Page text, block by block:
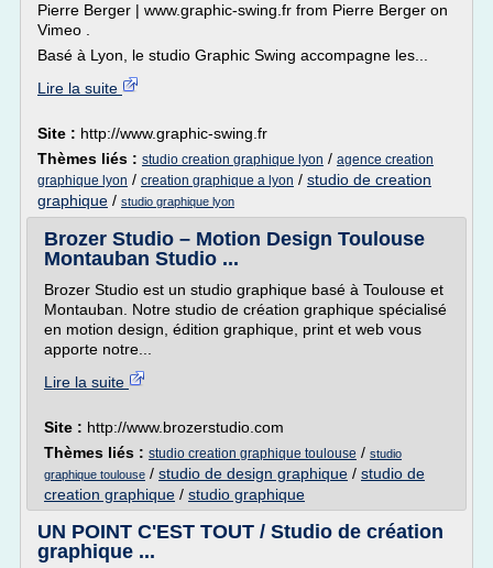
Pierre Berger | www.graphic-swing.fr from Pierre Berger on
Vimeo .
Basé à Lyon, le studio Graphic Swing accompagne les...
Lire la suite
Site : http://www.graphic-swing.fr
Thèmes liés : studio creation graphique lyon / agence creation
graphique lyon / creation graphique a lyon / studio de creation
graphique / studio graphique lyon
Brozer Studio – Motion Design Toulouse
Montauban Studio ...
Brozer Studio est un studio graphique basé à Toulouse et
Montauban. Notre studio de création graphique spécialisé
en motion design, édition graphique, print et web vous
apporte notre...
Lire la suite
Site : http://www.brozerstudio.com
Thèmes liés : studio creation graphique toulouse / studio
graphique toulouse / studio de design graphique / studio de
creation graphique / studio graphique
UN POINT C'EST TOUT / Studio de création
graphique ...